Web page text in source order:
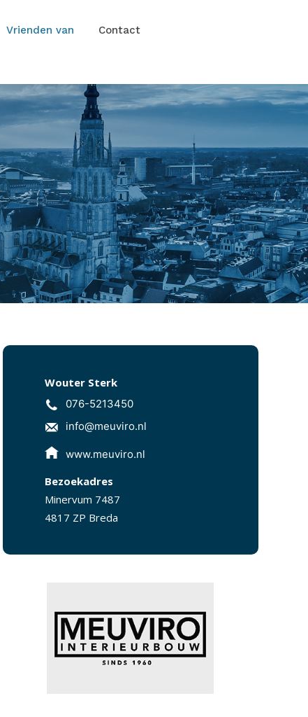
Vrienden van Contact
Wouter Sterk
076-5213450
info@meuviro.nl
www.meuviro.nl
Bezoekadres
Minervum 7487
4817 ZP Breda